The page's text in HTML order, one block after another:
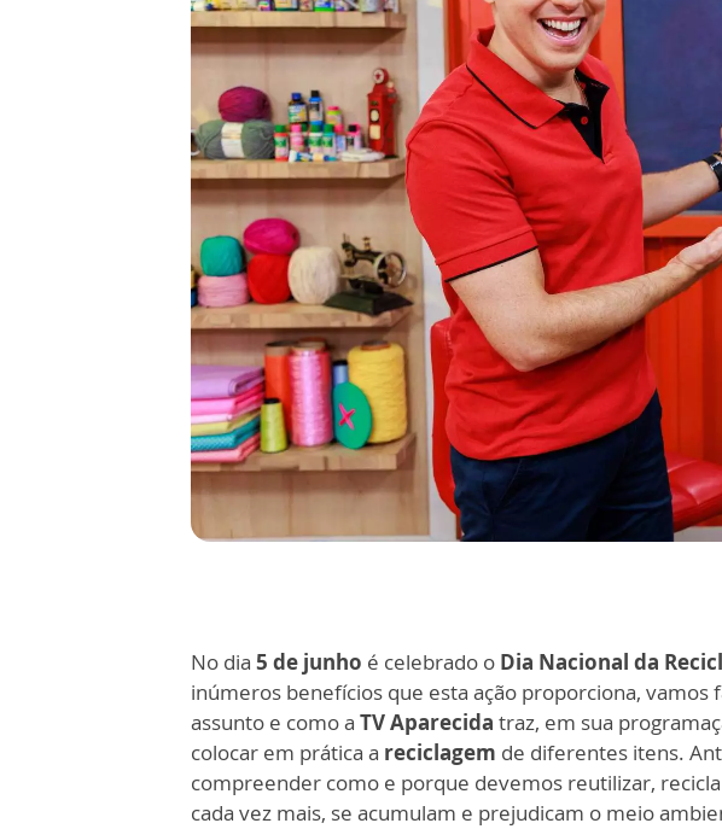
No dia 5 de junho é celebrado o Dia Nacional da
inúmeros benefícios que esta ação proporciona, vamos
assunto e como a TV Aparecida traz, em sua
colocar em prática a reciclagem de diferentes itens.
compreender como e porque devemos reutilizar,
cada vez mais, se acumulam e prejudicam o meio